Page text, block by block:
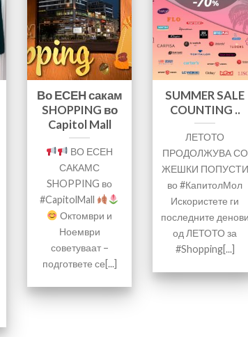
Во ЕСЕН сакам
SHOPPING во
Capitol Mall
ВО ЕСЕН
САКАМС
SHOPPING во
#CapitolMall
Октомври и
Ноември
советуваат –
подгответе се[...]
SUMMER SALE
COUNTING ..
ЛЕТОТО
ПРОДОЛЖУВА СО
ЖЕШКИ ПОПУСТИ
во #КапитолМол
Искористете ги
последните денови
од ЛЕТОТО за
#Shopping[...]